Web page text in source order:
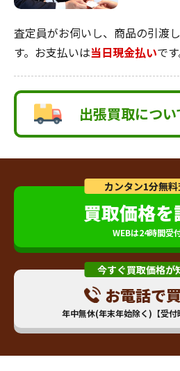
査定員がお伺いし、商品の引渡
す。お支払いは当日現金払いです
出張買取につい
カンタン1分無料
買取価格を
WEBは24時間受
今すぐ買取価格が
お電話で
年中無休(年末年始除く)【受